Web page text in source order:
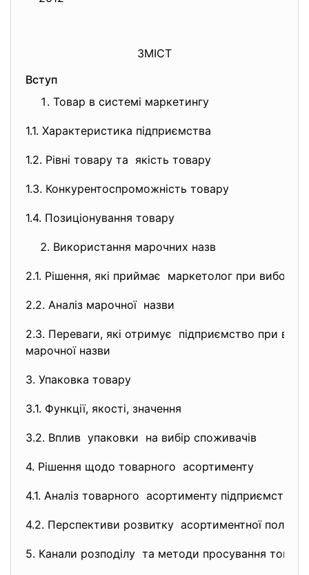
ЗМІСТ
Вступ
Товар в системі маркетингу
1.1. Характеристика підприємства
1.2. Рівні товару та якість товару
1.3. Конкурентоспроможність товару
1.4. Позиціонування товару
Використання марочних назв
2.1. Рішення, які приймає маркетолог при виборі
2.2. Аналіз марочної назви
2.3. Переваги, які отримує підприємство при
марочної назви
3. Упаковка товару
3.1. Функції, якості, значення
3.2. Вплив упаковки на вибір споживачів
4. Рішення щодо товарного асортименту
4.1. Аналіз товарного асортименту підприємства
4.2. Перспективи розвитку асортиментної
5. Канали розподілу та методи просування